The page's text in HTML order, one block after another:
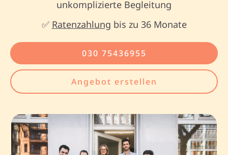
unkomplizierte Begleitung
✅ Ratenzahlung bis zu 36 Monate
030 75436955
Angebot erstellen